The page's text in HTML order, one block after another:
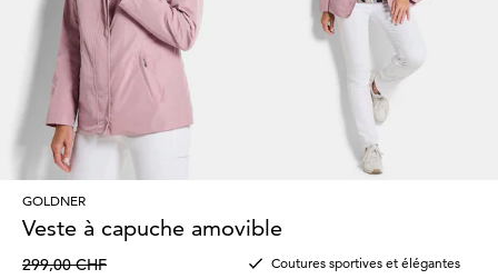
GOLDNER
Veste à capuche amovible
299,00 CHF
Coutures sportives et élégantes